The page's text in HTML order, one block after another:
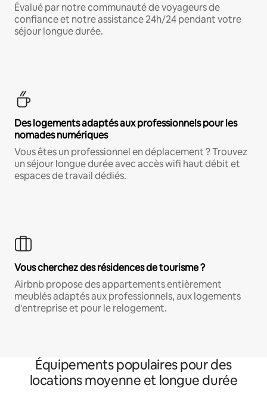
Évalué par notre communauté de voyageurs de
confiance et notre assistance 24h/24 pendant votre
séjour longue durée.
Des logements adaptés aux professionnels pour les
nomades numériques
Vous êtes un professionnel en déplacement ? Trouvez
un séjour longue durée avec accès wifi haut débit et
espaces de travail dédiés.
Vous cherchez des résidences de tourisme ?
Airbnb propose des appartements entièrement
meublés adaptés aux professionnels, aux logements
d'entreprise et pour le relogement.
Équipements populaires pour des
locations moyenne et longue durée